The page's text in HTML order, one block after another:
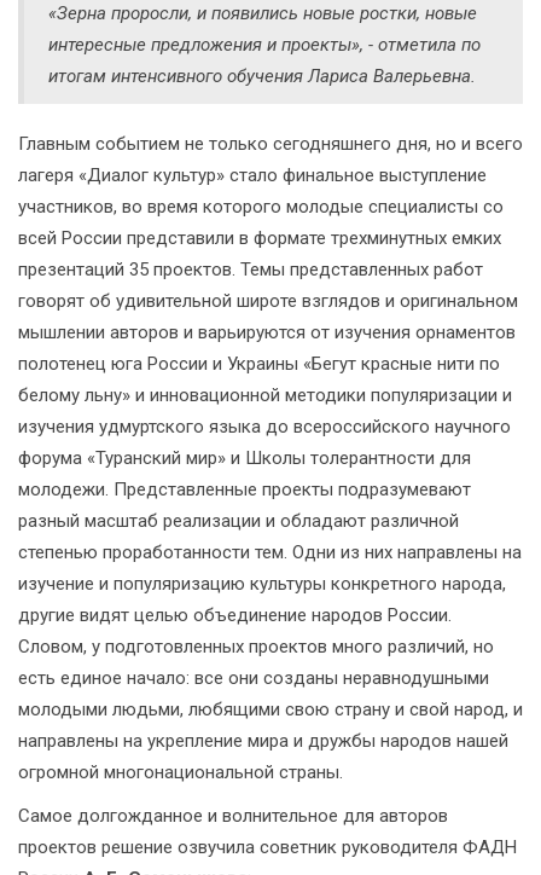
«Зерна проросли, и появились новые ростки, новые
интересные предложения и проекты», - отметила по
итогам интенсивного обучения Лариса Валерьевна.
Главным событием не только сегодняшнего дня, но и всего
лагеря «Диалог культур» стало финальное выступление
участников, во время которого молодые специалисты со
всей России представили в формате трехминутных емких
презентаций 35 проектов. Темы представленных работ
говорят об удивительной широте взглядов и оригинальном
мышлении авторов и варьируются от изучения орнаментов
полотенец юга России и Украины «Бегут красные нити по
белому льну» и инновационной методики популяризации и
изучения удмуртского языка до всероссийского научного
форума «Туранский мир» и Школы толерантности для
молодежи. Представленные проекты подразумевают
разный масштаб реализации и обладают различной
степенью проработанности тем. Одни из них направлены на
изучение и популяризацию культуры конкретного народа,
другие видят целью объединение народов России.
Словом, у подготовленных проектов много различий, но
есть единое начало: все они созданы неравнодушными
молодыми людьми, любящими свою страну и свой народ, и
направлены на укрепление мира и дружбы народов нашей
огромной многонациональной страны.
Самое долгожданное и волнительное для авторов
проектов решение озвучила советник руководителя ФАДН